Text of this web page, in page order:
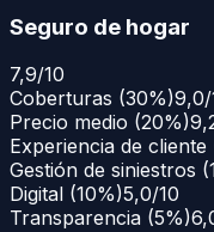
Seguro de hogar
7,9/10
Coberturas (30%)9,0/
Precio medio (20%)
Experiencia de cliente
Gestión de siniestros (
Digital (10%)5,0/10
Transparencia (5%)